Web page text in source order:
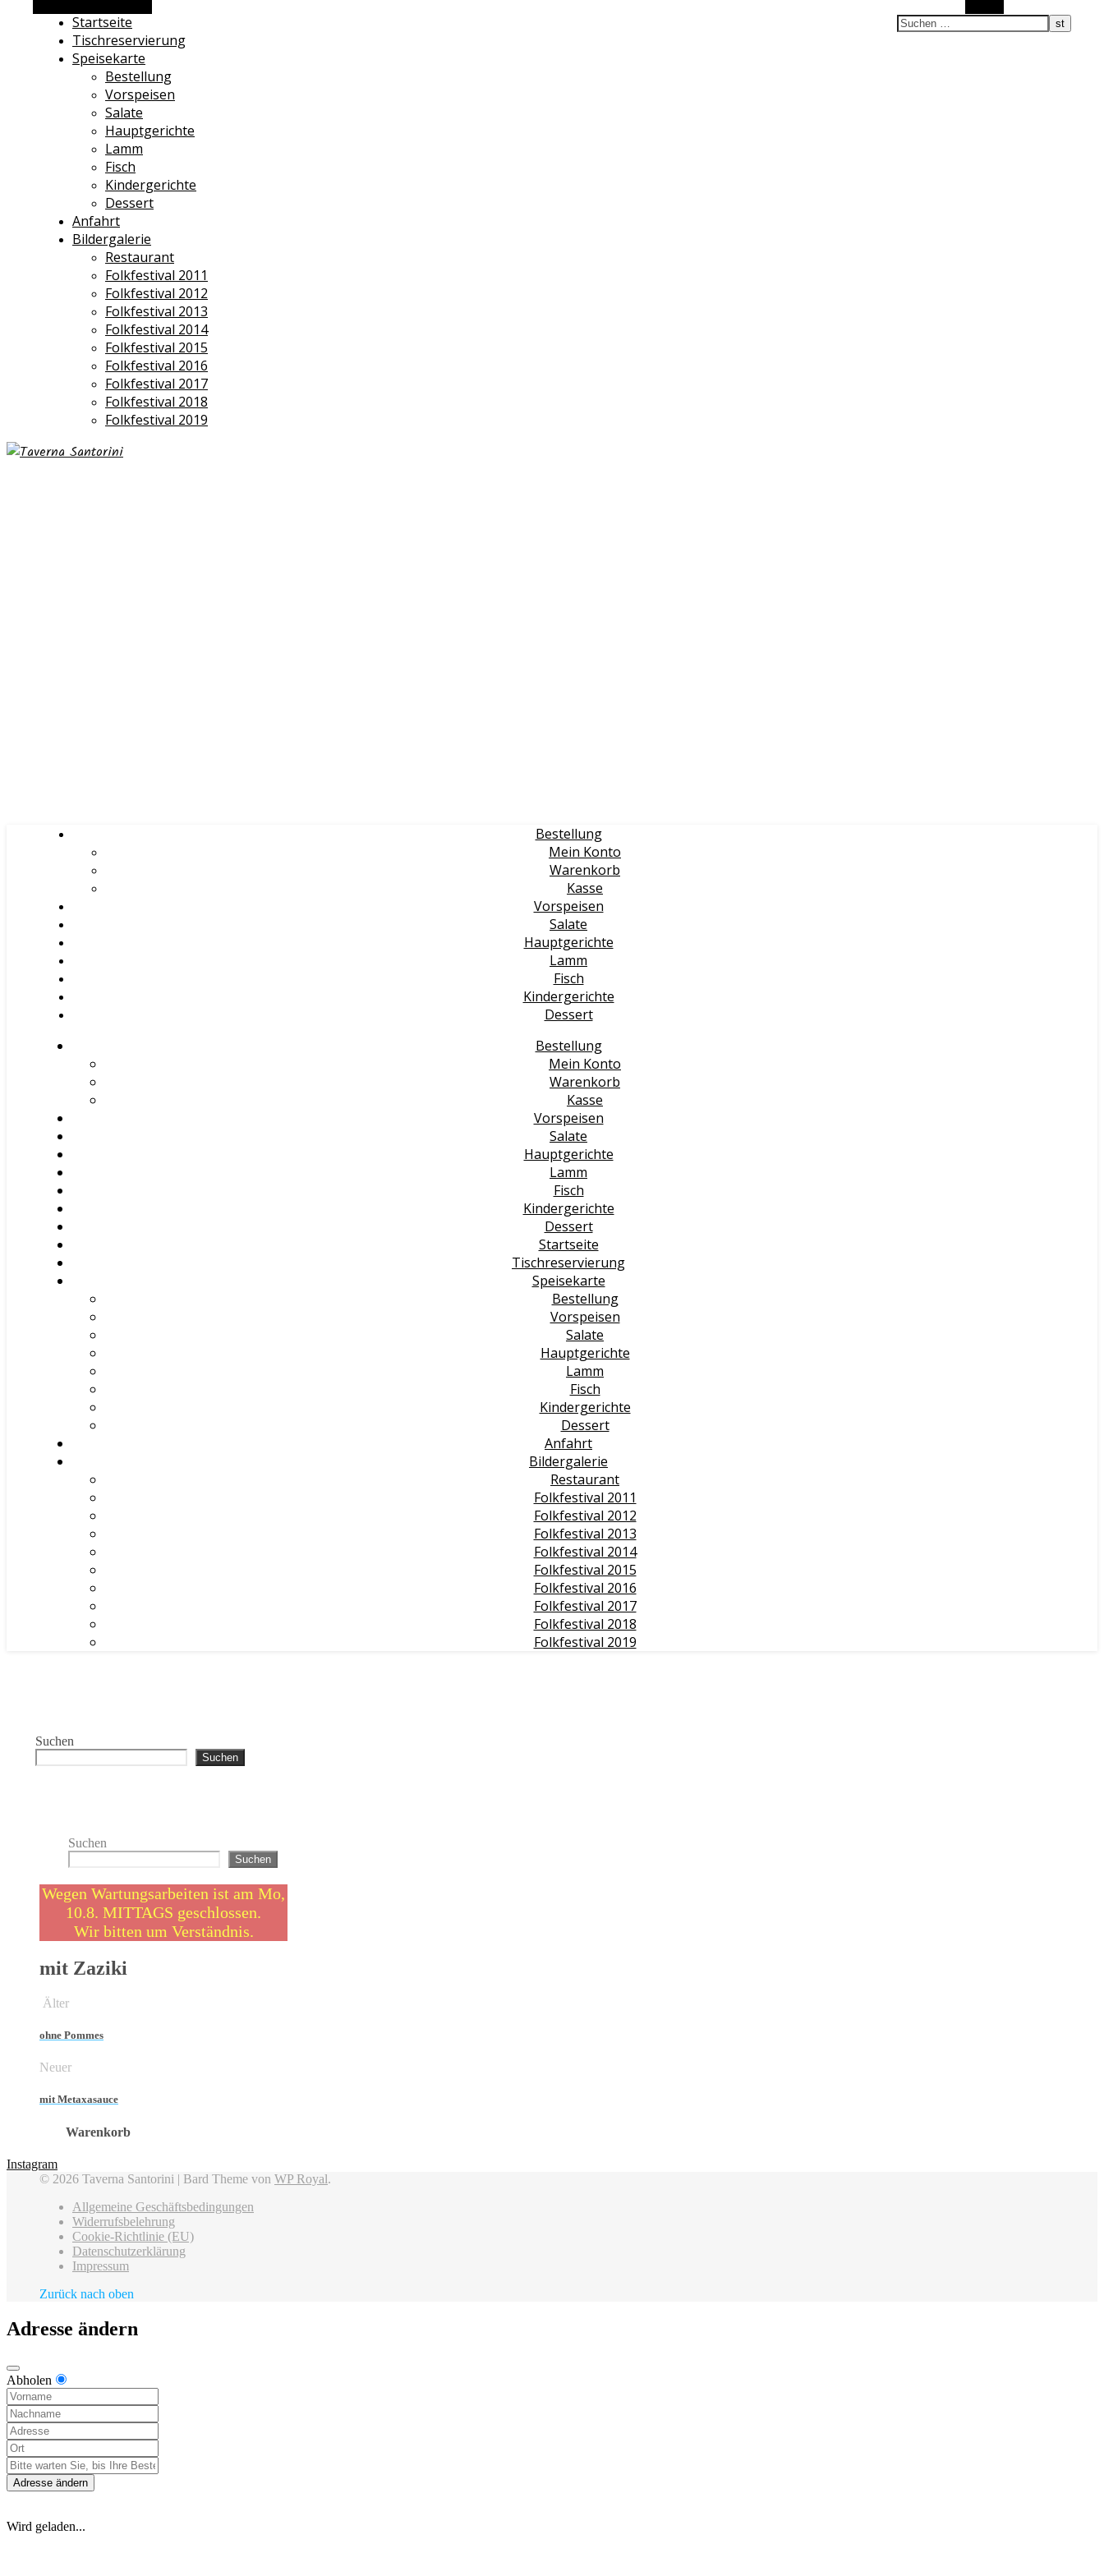
Startseite
Tischreservierung
Speisekarte
Bestellung
Vorspeisen
Salate
Hauptgerichte
Lamm
Fisch
Kindergerichte
Dessert
Anfahrt
Bildergalerie
Restaurant
Folkfestival 2011
Folkfestival 2012
Folkfestival 2013
Folkfestival 2014
Folkfestival 2015
Folkfestival 2016
Folkfestival 2017
Folkfestival 2018
Folkfestival 2019
Bestellung
Mein Konto
Warenkorb
Kasse
Vorspeisen
Salate
Hauptgerichte
Lamm
Fisch
Kindergerichte
Dessert
Bestellung
Mein Konto
Warenkorb
Kasse
Vorspeisen
Salate
Hauptgerichte
Lamm
Fisch
Kindergerichte
Dessert
Startseite
Tischreservierung
Speisekarte
Bestellung
Vorspeisen
Salate
Hauptgerichte
Lamm
Fisch
Kindergerichte
Dessert
Anfahrt
Bildergalerie
Restaurant
Folkfestival 2011
Folkfestival 2012
Folkfestival 2013
Folkfestival 2014
Folkfestival 2015
Folkfestival 2016
Folkfestival 2017
Folkfestival 2018
Folkfestival 2019
Suchen
Suchen
Suchen
Suchen
Wegen Wartungsarbeiten ist am Mo,
10.8. MITTAGS geschlossen.
Wir bitten um Verständnis.
mit Zaziki
Älter
ohne Pommes
Neuer
mit Metaxasauce
Warenkorb
Instagram
© 2026 Taverna Santorini | Bard Theme von WP Royal.
Allgemeine Geschäftsbedingungen
Widerrufsbelehrung
Cookie-Richtlinie (EU)
Datenschutzerklärung
Impressum
Zurück nach oben
Adresse ändern
Abholen
Adresse ändern
Wird geladen...